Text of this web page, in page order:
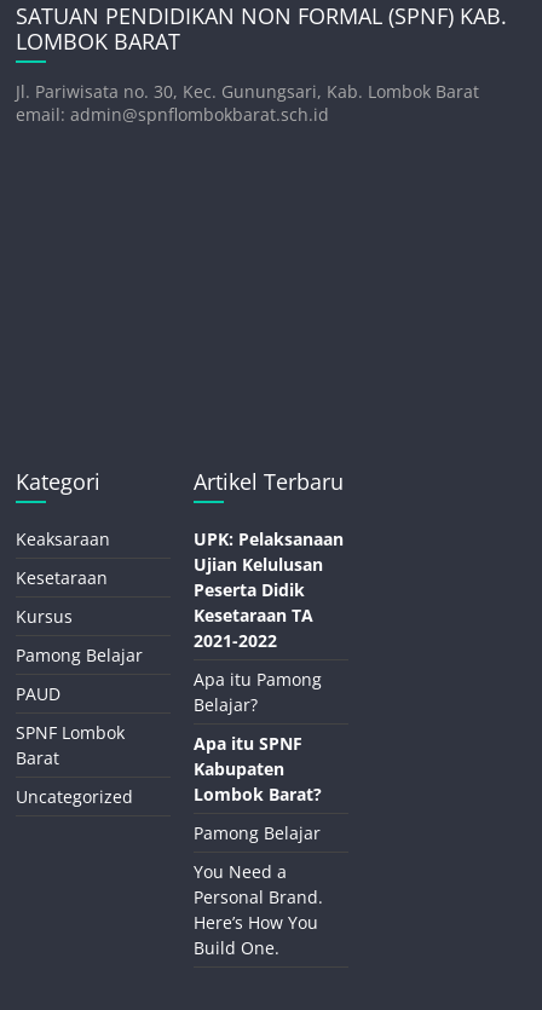
SATUAN PENDIDIKAN NON FORMAL (SPNF) KAB.
LOMBOK BARAT
Jl. Pariwisata no. 30, Kec. Gunungsari, Kab. Lombok Barat
email: admin@spnflombokbarat.sch.id
Kategori
Keaksaraan
Kesetaraan
Kursus
Pamong Belajar
PAUD
SPNF Lombok
Barat
Uncategorized
Artikel Terbaru
UPK: Pelaksanaan
Ujian Kelulusan
Peserta Didik
Kesetaraan TA
2021-2022
Apa itu Pamong
Belajar?
Apa itu SPNF
Kabupaten
Lombok Barat?
Pamong Belajar
You Need a
Personal Brand.
Here’s How You
Build One.